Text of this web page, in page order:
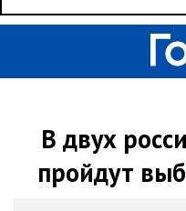
В двух
пройдут